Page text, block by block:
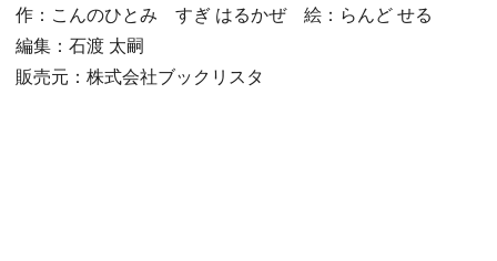
作：こんのひとみ すぎ はるかぜ 絵：らんど せる
編集：石渡 太嗣
販売元：株式会社ブックリスタ